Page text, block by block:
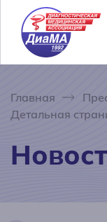
Главная
Детальная